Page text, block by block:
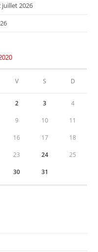
juillet 2026
V S D
2 3 4
9 10 11
16 17 18
23 24 25
30 31